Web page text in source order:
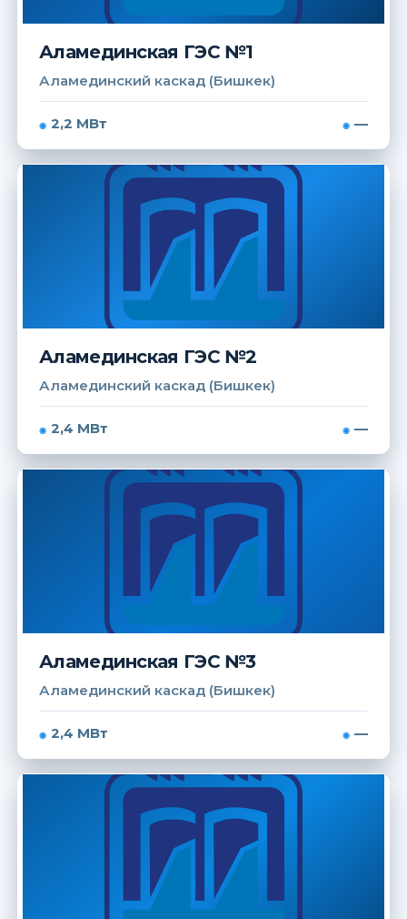
Аламединская ГЭС №1
Аламединский каскад (Бишкек)
2,2 МВт —
Аламединская ГЭС №2
Аламединский каскад (Бишкек)
2,4 МВт —
Аламединская ГЭС №3
Аламединский каскад (Бишкек)
2,4 МВт —